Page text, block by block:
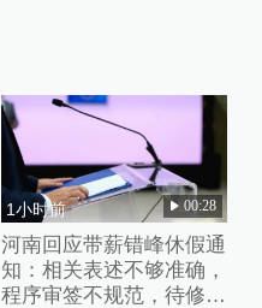
1小时前 00:28
河南回应带薪错峰休假通
知：相关表述不够准确，
程序审签不规范，待修改